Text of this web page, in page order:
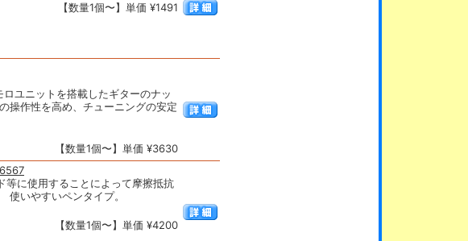
【数量1個〜】単価 ¥1491
ユニットを搭載したギターのナッ
操作性を高め、チューニングの安定
【数量1個〜】単価 ¥3630
等に使用することによって摩擦抵抗
使いやすいペンタイプ。
【数量1個〜】単価 ¥4200